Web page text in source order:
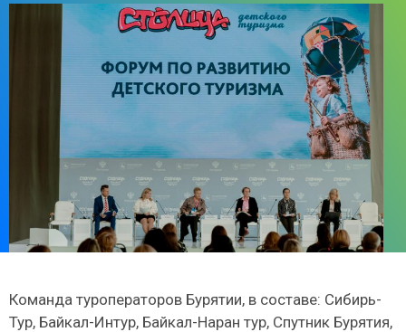
Команда туроператоров Бурятии, в составе: Сибирь-
Тур, Байкал-Интур, Байкал-Наран тур, Спутник Бурятия,